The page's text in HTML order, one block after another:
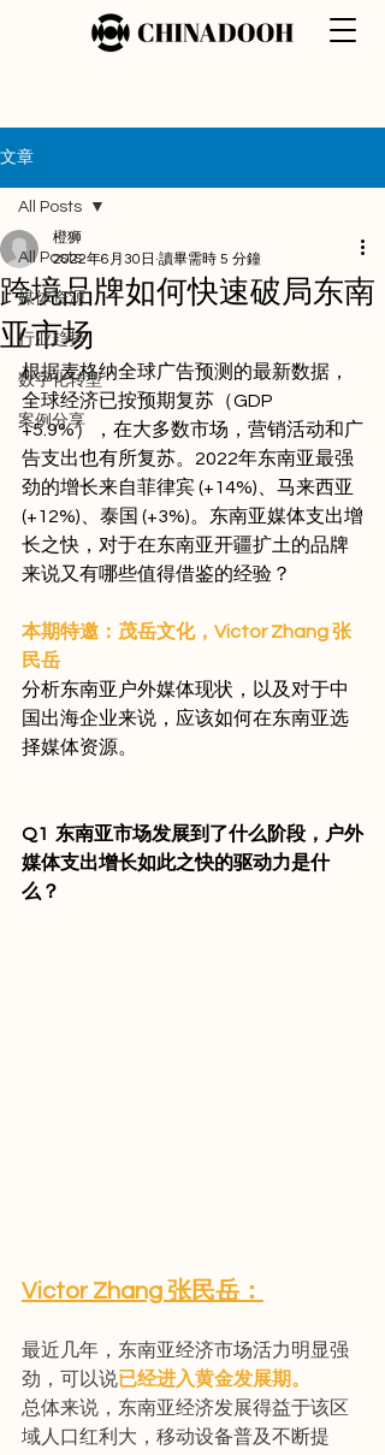
文章
All Posts
媒体资源
行业趋势
数字化转型
案例分享
All Posts
跨境品牌如何快速破局东南
亚市场
橙狮
2022年6月30日 讀畢需時 5 分鐘
根据麦格纳全球广告预测的最新数据，
全球经济已按预期复苏（GDP
+5.9%），在大多数市场，营销活动和广
告支出也有所复苏。2022年东南亚最强
劲的增长来自菲律宾 (+14%)、马来西亚
(+12%)、泰国 (+3%)。东南亚媒体支出增
长之快，对于在东南亚开疆扩土的品牌
来说又有哪些值得借鉴的经验？
本期特邀：茂岳文化，Victor Zhang 张
民岳
分析东南亚户外媒体现状，以及对于中
国出海企业来说，应该如何在东南亚选
择媒体资源。
Q1  东南亚市场发展到了什么阶段，户外
媒体支出增长如此之快的驱动力是什
么？
Victor Zhang 张民岳：
最近几年，东南亚经济市场活力明显强
劲，可以说已经进入黄金发展期。
总体来说，东南亚经济发展得益于该区
域人口红利大，移动设备普及不断提